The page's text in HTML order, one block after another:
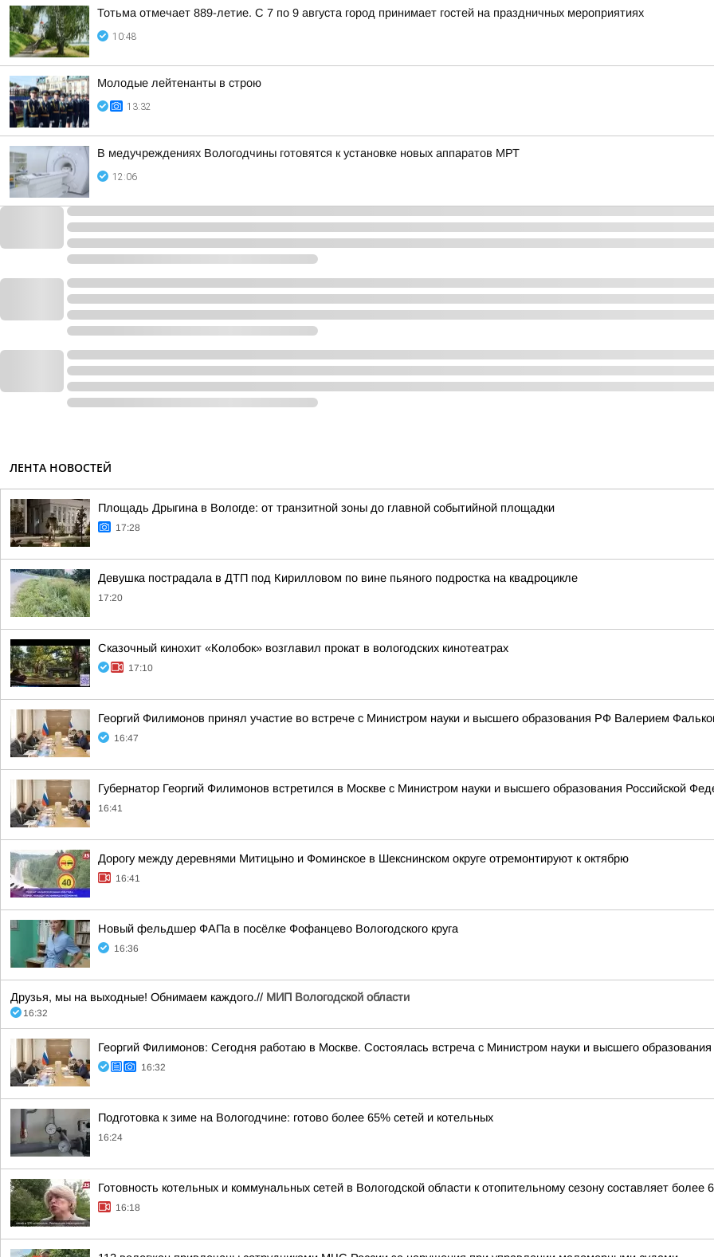
Тотьма отмечает 889-летие. С 7 по 9 августа город принимает гостей на праздничных мероприятиях
10:48
Молодые лейтенанты в строю
13:32
В медучреждениях Вологодчины готовятся к установке новых аппаратов МРТ
12:06
ЛЕНТА НОВОСТЕЙ
Площадь Дрыгина в Вологде: от транзитной зоны до главной событийной площадки
17:28
Девушка пострадала в ДТП под Кирилловом по вине пьяного подростка на квадроцикле
17:20
Сказочный кинохит «Колобок» возглавил прокат в вологодских кинотеатрах
17:10
Георгий Филимонов принял участие во встрече с Министром науки и высшего образования РФ Валерием
16:47
Губернатор Георгий Филимонов встретился в Москве с Министром науки и высшего образования Российской
16:41
Дорогу между деревнями Митицыно и Фоминское в Шекснинском округе отремонтируют к октябрю
16:41
Новый фельдшер ФАПа в посёлке Фофанцево Вологодского круга
16:36
Друзья, мы на выходные! Обнимаем каждого.// МИП Вологодской области
16:32
Георгий Филимонов: Сегодня работаю в Москве. Состоялась встреча с Министром науки и высшего
16:32
Подготовка к зиме на Вологодчине: готово более 65% сетей и котельных
16:24
Готовность котельных и коммунальных сетей в Вологодской области к отопительному сезону составляет более
16:18